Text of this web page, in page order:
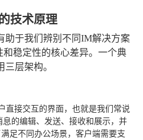
技术原理
助于我们辨别不同IM解决方案
稳定性的核心差异。一个典
层架构。
直接交互的界面，也就是我们常说
息的编辑、发送、接收和展示，并
足不同办公场景，客户端需要支